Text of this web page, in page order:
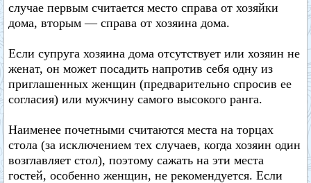
случае первым считается место справа от хозяйки
дома, вторым — справа от хозяина дома.
Если супруга хозяина дома отсутствует или хозяин не
женат, он может посадить напротив себя одну из
приглашенных женщин (предварительно спросив ее
согласия) или мужчину самого высокого ранга.
Наименее почетными считаются места на торцах
стола (за исключением тех случаев, когда хозяин один
возглавляет стол), поэтому сажать на эти места
гостей, особенно женщин, не рекомендуется. Если